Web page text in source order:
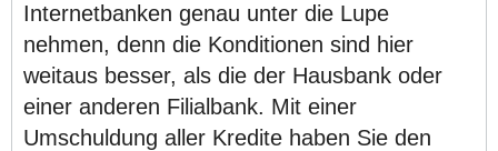
Internetbanken genau unter die Lupe
nehmen, denn die Konditionen sind hier
weitaus besser, als die der Hausbank oder
einer anderen Filialbank. Mit einer
Umschuldung aller Kredite haben Sie den